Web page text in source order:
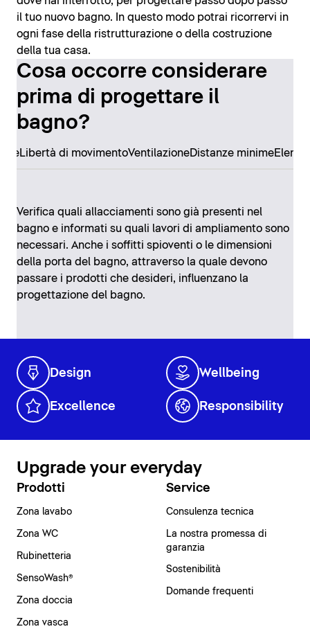
il tuo nuovo bagno. In questo modo potrai ricorrervi in
ogni fase della ristrutturazione o della costruzione
della tua casa.
Cosa occorre considerare
prima di progettare il
bagno?
Libertà di movimentoVentilazioneDistanze minime
Verifica quali allacciamenti sono già presenti nel
bagno e informati su quali lavori di ampliamento sono
necessari. Anche i soffitti spioventi o le dimensioni
della porta del bagno, attraverso la quale devono
passare i prodotti che desideri, influenzano la
progettazione del bagno.
Design Wellbeing
Excellence Responsibility
Upgrade your everyday
Prodotti
Zona lavabo
Zona WC
Rubinetteria
SensoWash®
Zona doccia
Zona vasca
Service
Consulenza tecnica
La nostra promessa di
garanzia
Sostenibilità
Domande frequenti